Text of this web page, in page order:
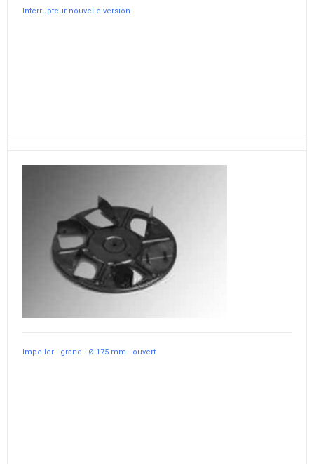
Interrupteur nouvelle version
Impeller - grand - Ø 175 mm - ouvert